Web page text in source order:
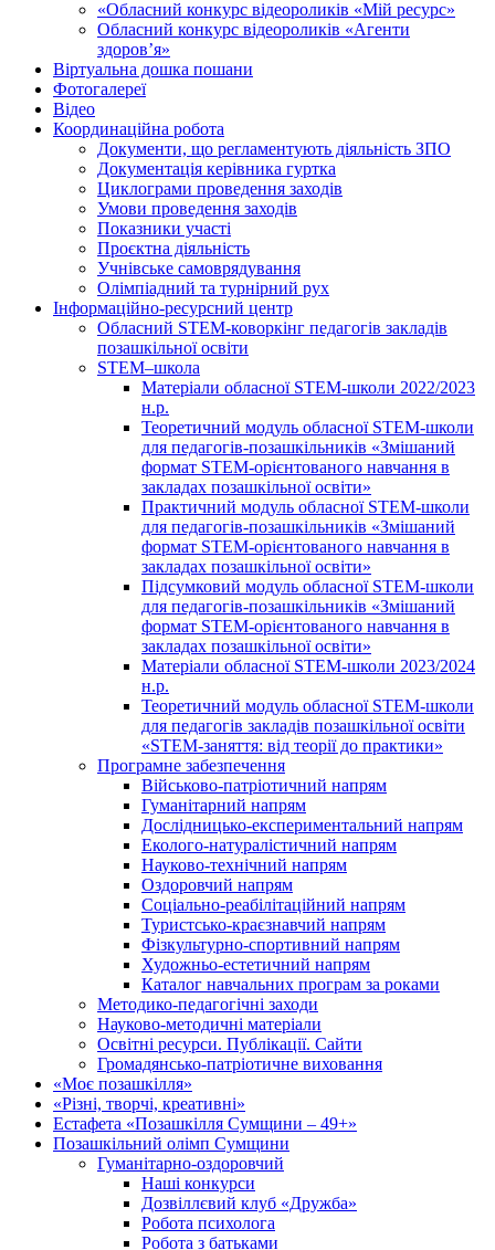
«Обласний конкурс відеороликів «Мій ресурс»
Обласний конкурс відеороликів «Агенти
здоров’я»
Віртуальна дошка пошани
Фотогалереї
Відео
Координаційна робота
Документи, що регламентують діяльність ЗПО
Документація керівника гуртка
Циклограми проведення заходів
Умови проведення заходів
Показники участі
Проєктна діяльність
Учнівське самоврядування
Олімпіадний та турнірний рух
Інформаційно-ресурсний центр
Обласний STEM-коворкінг педагогів закладів
позашкільної освіти
STEM–школа
Матеріали обласної STEM-школи 2022/2023
н.р.
Теоретичний модуль обласної STEM-школи
для педагогів-позашкільників «Змішаний
формат STEM-орієнтованого навчання в
закладах позашкільної освіти»
Практичний модуль обласної STEM-школи
для педагогів-позашкільників «Змішаний
формат STEM-орієнтованого навчання в
закладах позашкільної освіти»
Підсумковий модуль обласної STEM-школи
для педагогів-позашкільників «Змішаний
формат STEM-орієнтованого навчання в
закладах позашкільної освіти»
Матеріали обласної STEM-школи 2023/2024
н.р.
Теоретичний модуль обласної STEM-школи
для педагогів закладів позашкільної освіти
«STEM-заняття: від теорії до практики»
Програмне забезпечення
Військово-патріотичний напрям
Гуманітарний напрям
Дослідницько-експериментальний напрям
Еколого-натуралістичний напрям
Науково-технічний напрям
Оздоровчий напрям
Соціально-реабілітаційний напрям
Туристсько-краєзнавчий напрям
Фізкультурно-спортивний напрям
Художньо-естетичний напрям
Каталог навчальних програм за роками
Методико-педагогічні заходи
Науково-методичні матеріали
Освітні ресурси. Публікації. Сайти
Громадянсько-патріотичне виховання
«Моє позашкілля»
«Різні, творчі, креативні»
Естафета «Позашкілля Сумщини – 49+»
Позашкільний олімп Сумщини
Гуманітарно-оздоровчий
Наші конкурси
Дозвіллєвий клуб «Дружба»
Робота психолога
Робота з батьками